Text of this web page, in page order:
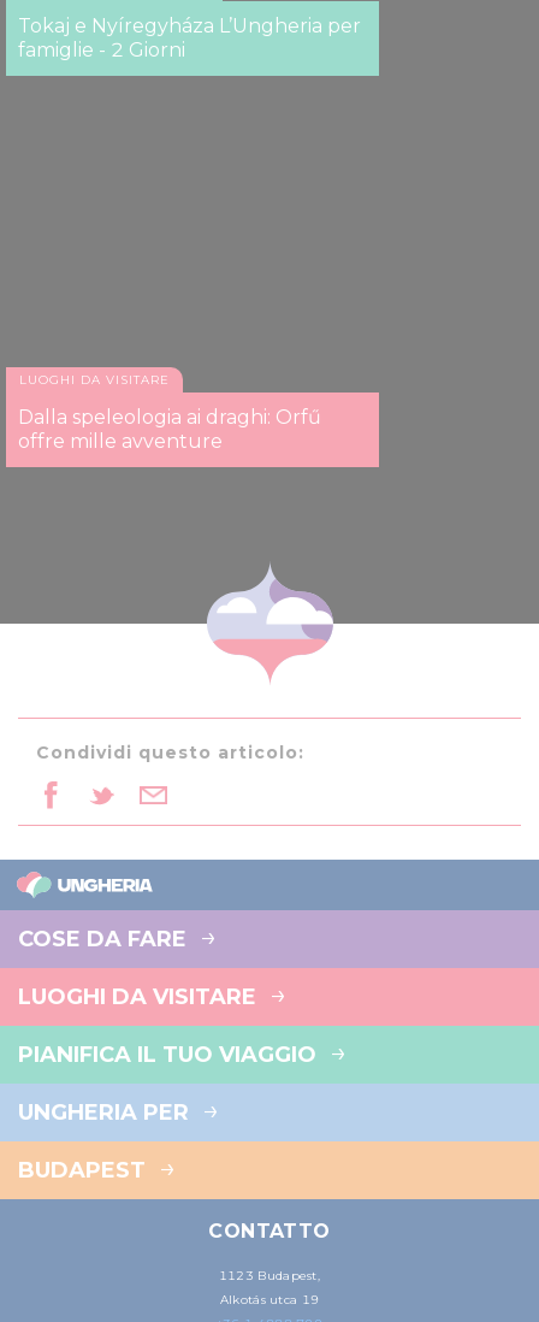
Tokaj e Nyíregyháza L’Ungheria per
famiglie - 2 Giorni
LUOGHI DA VISITARE
Dalla speleologia ai draghi: Orfű
offre mille avventure
Condividi questo articolo:
COSE DA FARE
LUOGHI DA VISITARE
PIANIFICA IL TUO VIAGGIO
UNGHERIA PER
BUDAPEST
CONTATTO
1123 Budapest,
Alkotás utca 19